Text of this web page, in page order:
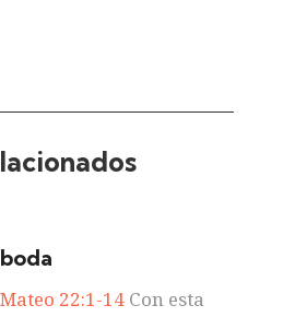
Mateo 22:1-14Con esta